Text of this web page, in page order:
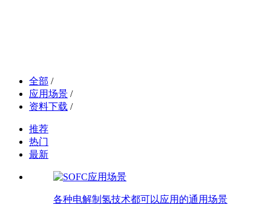
全部 /
应用场景 /
资料下载 /
推荐
热门
最新
各种电解制氢技术都可以应用的通用场景